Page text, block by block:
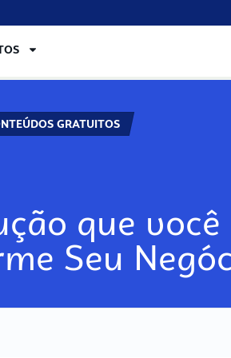
GRATUITOS
que você
Seu